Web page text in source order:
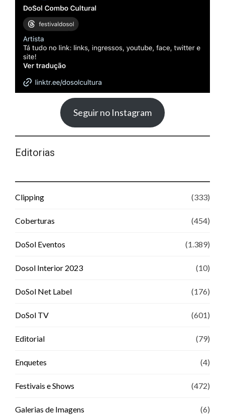
Seguir no Instagram
Editorias
Clipping (333)
Coberturas (454)
DoSol Eventos (1.389)
Dosol Interior 2023 (10)
DoSol Net Label (176)
DoSol TV (601)
Editorial (79)
Enquetes (4)
Festivais e Shows (472)
Galerias de Imagens (6)